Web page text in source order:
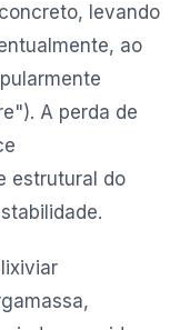
levando
ao
A perda de
estrutural do